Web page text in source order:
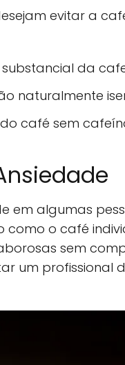
evitar a
da
naturalmente
café sem
em algumas
o café
sem
um profissional